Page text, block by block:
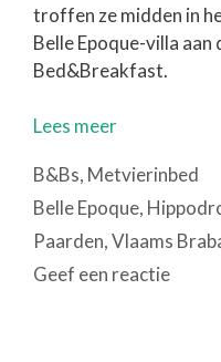
troffen ze midden in
Belle Epoque-villa
Bed&Breakfast.
Lees meer
Categorieën
B&Bs, Metvierinbed
Tags
Belle Epoque,
Paarden,Vlaams
Geef een reactie